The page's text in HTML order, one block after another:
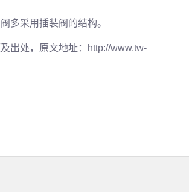
多采用插装阀的结构。
出处，原文地址：http://www.tw-